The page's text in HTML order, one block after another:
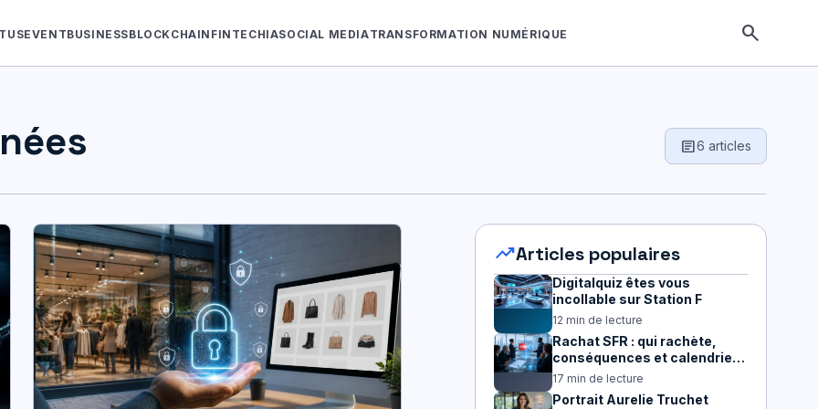
EVENTBUSINESSBLOCKCHAIN FINTECHIASOCIAL MEDIATRANSFORMATION NUMÉRIQUE search
article6 articles
trending_upArticles populaires
Digitalquiz êtes vous
incollable sur Station F
12 min de lecture
Rachat SFR : qui rachète,
conséquences et calendrier
2026
17 min de lecture
Portrait Aurelie Truchet